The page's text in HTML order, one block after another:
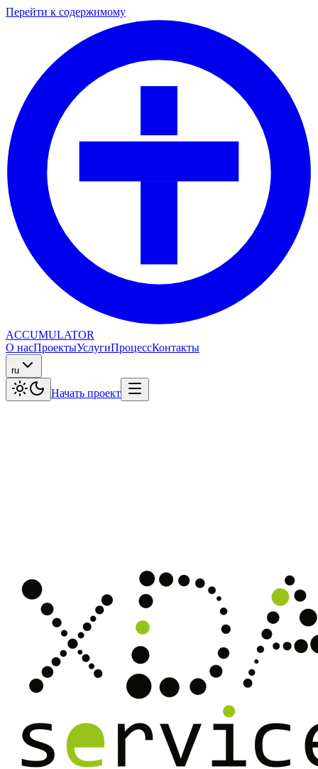
Перейти к содержимому
ACCUMULATOR
О насПроектыУслугиПроцессКонтакты
ru
Начать проект